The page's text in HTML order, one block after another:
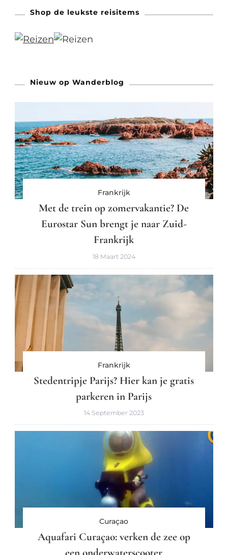
Shop de leukste reisitems
Nieuw op Wanderblog
Frankrijk
Met de trein op zomervakantie? De
Eurostar Sun brengt je naar Zuid-
Frankrijk
18 Maart 2024
Frankrijk
Stedentripje Parijs? Hier kan je gratis
parkeren in Parijs
14 September 2023
Curaçao
Aquafari Curaçao: verken de zee op